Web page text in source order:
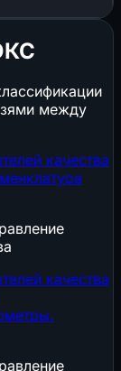
между
качества
качества